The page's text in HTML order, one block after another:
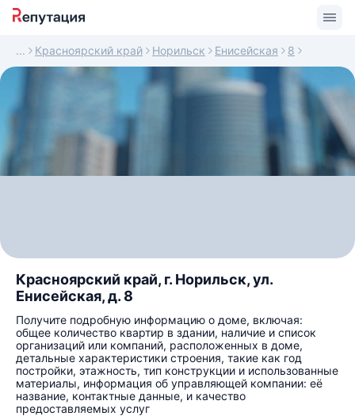
Красноярский край Норильск Енисейская 8
Красноярский край, г. Норильск, ул.
Енисейская, д. 8
Получите подробную информацию о доме, включая:
общее количество квартир в здании, наличие и список
организаций или компаний, расположенных в доме,
детальные характеристики строения, такие как год
постройки, этажность, тип конструкции и использованные
материалы, информация об управляющей компании: её
название, контактные данные, и качество
предоставляемых услуг